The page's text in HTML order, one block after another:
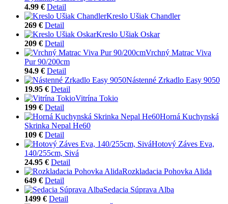
4.99 € Detail
Kreslo Ušiak Chandler
269 € Detail
Kreslo Ušiak Oskar
209 € Detail
Vrchný Matrac Viva
Pur 90/200cm
94.9 € Detail
Nástenné Zrkadlo Easy 9050
19.95 € Detail
Vitrína Tokio
199 € Detail
Horná Kuchynská
Skrinka Nepal He60
109 € Detail
Hotový Záves Eva,
140/255cm, Sivá
24.95 € Detail
Rozkladacia Pohovka Alida
649 € Detail
Sedacia Súprava Alba
1499 € Detail